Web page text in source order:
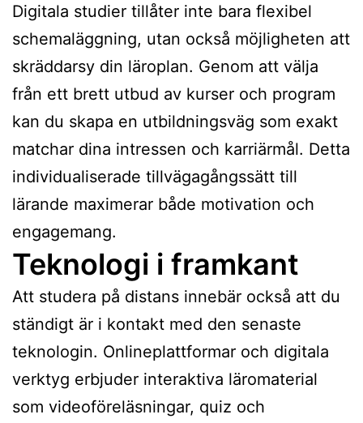
Digitala studier tillåter inte bara flexibel
schemaläggning, utan också möjligheten att
skräddarsy din läroplan. Genom att välja
från ett brett utbud av kurser och program
kan du skapa en utbildningsväg som exakt
matchar dina intressen och karriärmål. Detta
individualiserade tillvägagångssätt till
lärande maximerar både motivation och
engagemang.
Teknologi i framkant
Att studera på distans innebär också att du
ständigt är i kontakt med den senaste
teknologin. Onlineplattformar och digitala
verktyg erbjuder interaktiva läromaterial
som videoföreläsningar, quiz och